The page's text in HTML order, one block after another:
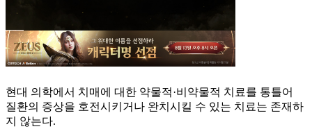
현대 의학에서 치매에 대한 약물적·비약물적 치료를 통틀어
질환의 증상을 호전시키거나 완치시킬 수 있는 치료는 존재하
지 않는다.